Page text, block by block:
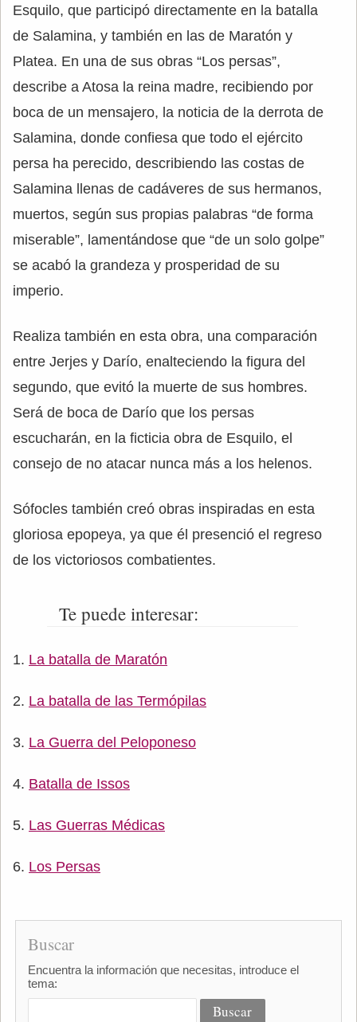
Esquilo, que participó directamente en la batalla
de Salamina, y también en las de Maratón y
Platea. En una de sus obras “Los persas”,
describe a Atosa la reina madre, recibiendo por
boca de un mensajero, la noticia de la derrota de
Salamina, donde confiesa que todo el ejército
persa ha perecido, describiendo las costas de
Salamina llenas de cadáveres de sus hermanos,
muertos, según sus propias palabras “de forma
miserable”, lamentándose que “de un solo golpe”
se acabó la grandeza y prosperidad de su
imperio.
Realiza también en esta obra, una comparación
entre Jerjes y Darío, enalteciendo la figura del
segundo, que evitó la muerte de sus hombres.
Será de boca de Darío que los persas
escucharán, en la ficticia obra de Esquilo, el
consejo de no atacar nunca más a los helenos.
Sófocles también creó obras inspiradas en esta
gloriosa epopeya, ya que él presenció el regreso
de los victoriosos combatientes.
Te puede interesar:
La batalla de Maratón
La batalla de las Termópilas
La Guerra del Peloponeso
Batalla de Issos
Las Guerras Médicas
Los Persas
Buscar
Encuentra la información que necesitas, introduce el
tema: